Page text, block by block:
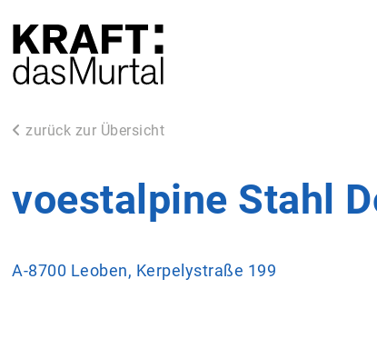
zurück zur Übersicht
voestalpine Stahl
A-8700 Leoben, Kerpelystraße 199